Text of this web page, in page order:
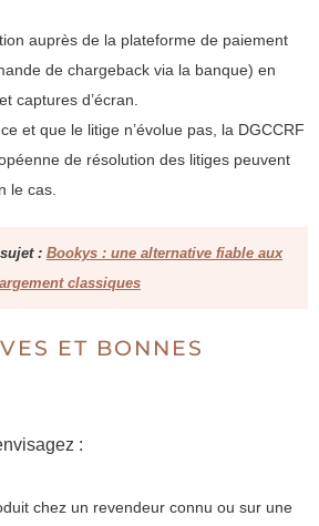
auprès de la plateforme de paiement
de chargeback via la banque) en
captures d’écran.
et que le litige n’évolue pas, la DGCCRF
de résolution des litiges peuvent
le cas.
: Bookys : une alternative fiable aux
classiques
ET BONNES
:
chez un revendeur connu ou sur une